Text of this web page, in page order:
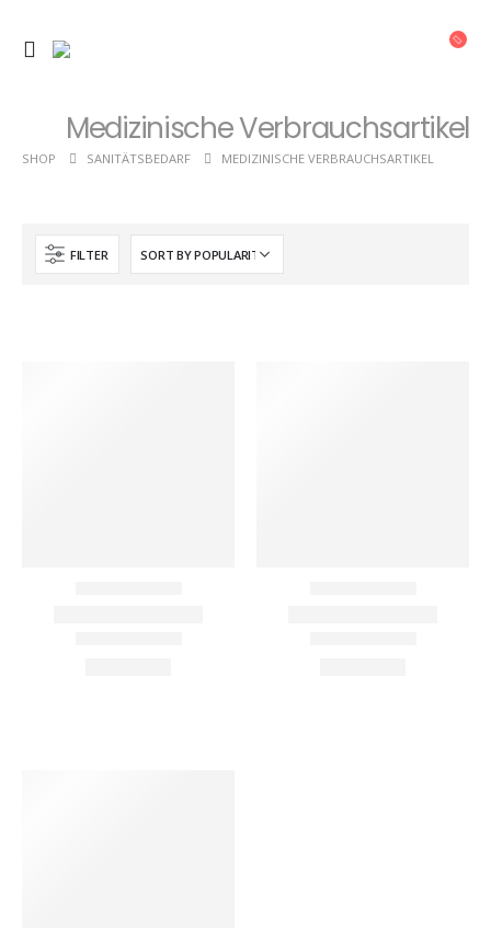
Medizinische Verbrauchsartikel
SHOP SANITÄTSBEDARF MEDIZINISCHE VERBRAUCHSARTIKEL
FILTER